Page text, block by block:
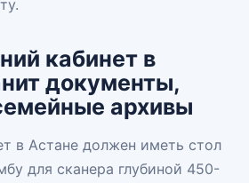
кабинет в
документы,
архивы
в Астане должен иметь стол
для сканера глубиной 450-